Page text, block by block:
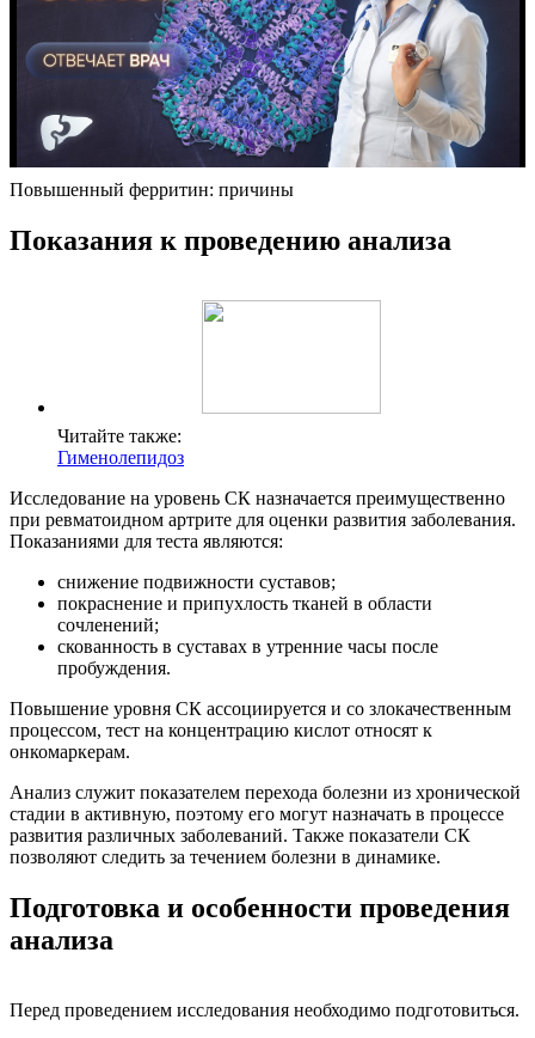
Повышенный ферритин: причины
Показания к проведению анализа
Читайте также:
Гименолепидоз
Исследование на уровень СК назначается преимущественно
при ревматоидном артрите для оценки развития заболевания.
Показаниями для теста являются:
снижение подвижности суставов;
покраснение и припухлость тканей в области
сочленений;
скованность в суставах в утренние часы после
пробуждения.
Повышение уровня СК ассоциируется и со злокачественным
процессом, тест на концентрацию кислот относят к
онкомаркерам.
Анализ служит показателем перехода болезни из хронической
стадии в активную, поэтому его могут назначать в процессе
развития различных заболеваний. Также показатели СК
позволяют следить за течением болезни в динамике.
Подготовка и особенности проведения
анализа
Перед проведением исследования необходимо подготовиться.